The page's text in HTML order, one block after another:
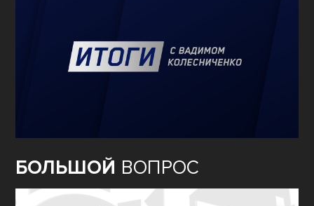
БОЛЬШОЙ ВОПРОС